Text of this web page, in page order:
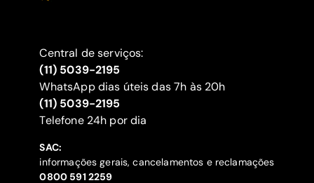
Central de serviços:
(11) 5039-2195
WhatsApp dias úteis das 7h às 20h
(11) 5039-2195
‍Telefone 24h por dia
SAC:
informações gerais, cancelamentos e reclamações
‍0800 591 2259